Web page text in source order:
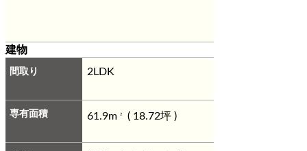
建物
間取り 2LDK
専有面積 61.9m 2 ( 18.72坪 )